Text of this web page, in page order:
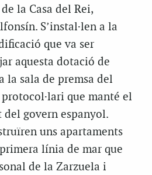
la Casa del Rei,
S’instal·len a la
que va ser
aquesta dotació de
la sala de premsa del
que manté el
govern espanyol.
uns apartaments
línia de mar que
de la Zarzuela i